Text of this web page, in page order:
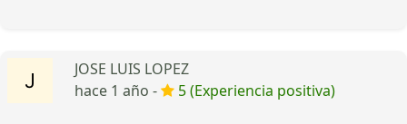
JOSE LUIS LOPEZ
hace 1 año -
5 (Experiencia positiva)